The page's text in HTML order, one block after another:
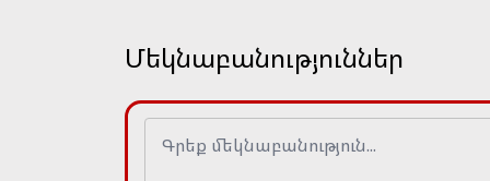
Մեկնաբանություններ